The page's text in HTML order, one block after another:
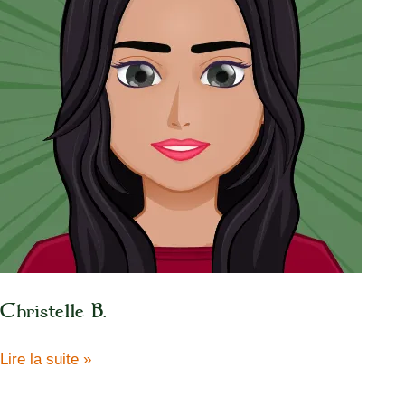
Christelle B.
Christelle
Lire la suite »